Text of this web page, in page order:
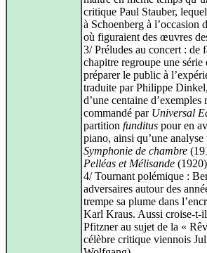
critique Paul Stauber,
à Schoenberg à l’occasion
où figuraient des œuvres
3/ Préludes au concert : de
chapitre regroupe une
préparer le public à
traduite par Philippe
d’une centaine d’exemples
commandé par Universal
partition funditus pour en
piano, ainsi qu’une
Symphonie de chambre
Pelléas et Mélisande
4/ Tournant polémique :
adversaires autour des
trempe sa plume dans
Karl Kraus. Aussi
Pfitzner au sujet de la «
célèbre critique viennois